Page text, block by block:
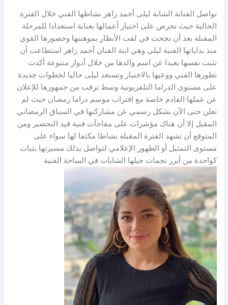
تواصل الفنانة الشابة ليلى أحمد زاهر نشاطها الفني خلال الفترة
الحالية حيث تحرص على اختيار أعمالها بعناية استعدادا للمرحلة
المقبلة بعد أن نجحت في لفت الأنظار بموهبتها وحضورها القوي
منذ بداياتها الفنية ليلى وهي ابنة الفنان أحمد زاهر استطاعت أن
تثبت نفسها بعيدا عن اسم والدها من خلال أدوار متنوعة أكدت
تطورها الفني ووعيها بالاختيار وتستعد ليلى حاليا لخطوات جديدة
على مستوى الدراما التلفزيونية وسط ترقب من جمهورها للإعلان
عن عملها القادم خاصة مع اقتراب موسم دراما رمضان حيث لم
تعلن حتى الآن بشكل رسمي عن مشاركتها في السباق الرمضاني
المقبل إلا أن هناك مؤشرات على مفاجآت فنية قيد التحضير ومن
المتوقع أن تشهد الفترة المقبلة نشاطا مكثفا لها سواء على
مستوى التمثيل أو الظهور الإعلامي لتواصل بذلك مسيرتها بثبات
كواحدة من أبرز نجمات جيلها الشابات في الساحة الفنية